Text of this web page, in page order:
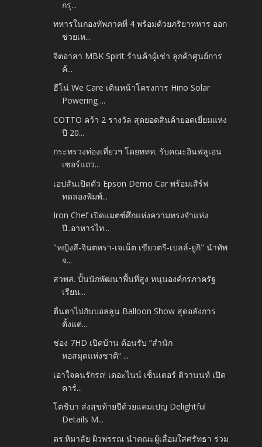
กรุ...
ทหารในกองทัพภาคที่ 4 พร้อมด้วยภริยาทหาร ออก
ช่วยเห...
จิตอาสา MBK Spirit ร้านค้าผู้เช่า ลูกค้าศูนย์การ
ค้...
ฮีโน่ We Care เดินหน้าโครงการ Hino Solar
Powering ...
COTTO คว้า 2 รางวัล สุดยอดสินค้ายอดเยี่ยมแห่ง
ปี 20...
กระทรวงท่องเที่ยวฯ โดยททท. รับคณะอินฟลูเอน
เซอร์แถว...
เอปสันเปิดตัว Epson Demo Car พร้อมเสิร์ฟ
ทดลองพิมพ์...
Iron Chef เปิดแมตซ์ศึกแห่งความทรงจำแห่ง
ปี..อาหารไท...
"หญิงลี-จินตหรา-เจเน็ต เขียวตรี-เบลล์-ยูกิ" นำทัพ
จ...
สวพส. ปั้นนักพัฒนาพื้นที่สูง หนุนองค์กรภาครัฐ
เรียน...
ตื่นตาไปกับบอลลูน Balloon Show สุดอลังการ
ตั้งแต่...
ช่อง 7HD เปิดบ้าน ต้อนรับ “สำนัก
หอสมุดแห่งชาติ“ ...
เอาใจคนรักรถ! เดอะไนน์ เซ็นเตอร์ ติวานนท์ เปิด
คาร์...
โตชิบา ส่งสุขท้ายปีด้วยแคมเปญ Delightful
Details M...
ดร.หิมาลัย ผิวพรรณ นำคณะผู้เลื่อมใสศรัทธา ร่วม